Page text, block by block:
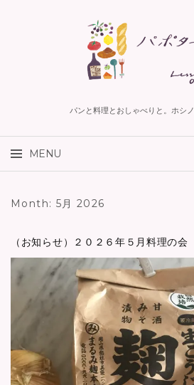
パンと料理とおしゃべりと。ホシ
MENU
Month: 5月 2026
（お知らせ）２０２６年５月料理の会